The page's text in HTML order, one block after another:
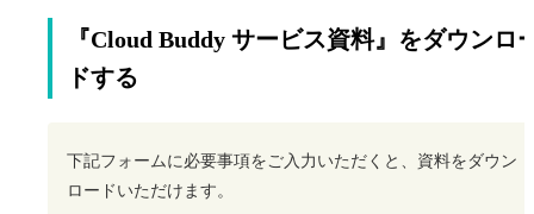
『Cloud Buddy サービス資料』をダウンロ
ドする
下記フォームに必要事項をご入力いただくと、資料をダウン
ロードいただけます。